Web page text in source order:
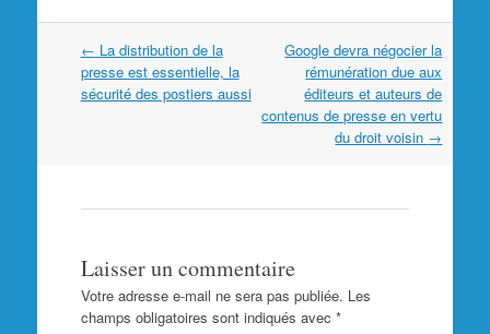
Navigation
dans
les
← La distribution de la
presse est essentielle, la
sécurité des postiers aussi
Google devra négocier la
rémunération due aux
éditeurs et auteurs de
contenus de presse en vertu
du droit voisin →
Laisser un commentaire
Votre adresse e-mail ne sera pas publiée. Les
champs obligatoires sont indiqués avec *